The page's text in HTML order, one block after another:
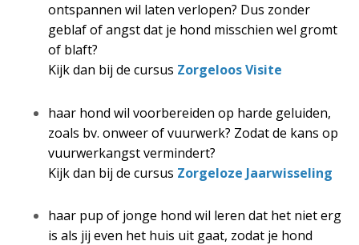
ontspannen wil laten verlopen? Dus zonder
geblaf of angst dat je hond misschien wel gromt
of blaft?
Kijk dan bij de cursus Zorgeloos Visite
haar hond wil voorbereiden op harde geluiden,
zoals bv. onweer of vuurwerk? Zodat de kans op
vuurwerkangst vermindert?
Kijk dan bij de cursus Zorgeloze Jaarwisseling
haar pup of jonge hond wil leren dat het niet erg
is als jij even het huis uit gaat, zodat je hond